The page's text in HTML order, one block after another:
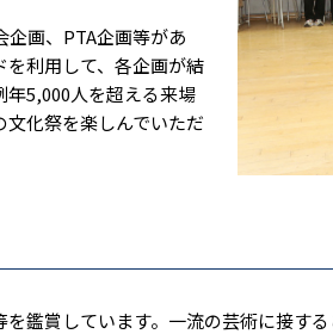
画、PTA企画等があ
を利用して、各企画が結
5,000人を超える来場
化祭を楽しんでいただ
鑑賞しています。一流の芸術に接す